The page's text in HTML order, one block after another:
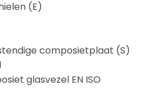
(E)
composietplaat (S)
glasvezel EN ISO